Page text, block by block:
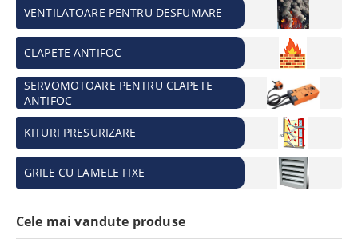
VENTILATOARE PENTRU DESFUMARE
CLAPETE ANTIFOC
SERVOMOTOARE PENTRU CLAPETE
ANTIFOC
KITURI PRESURIZARE
GRILE CU LAMELE FIXE
Cele mai vandute produse